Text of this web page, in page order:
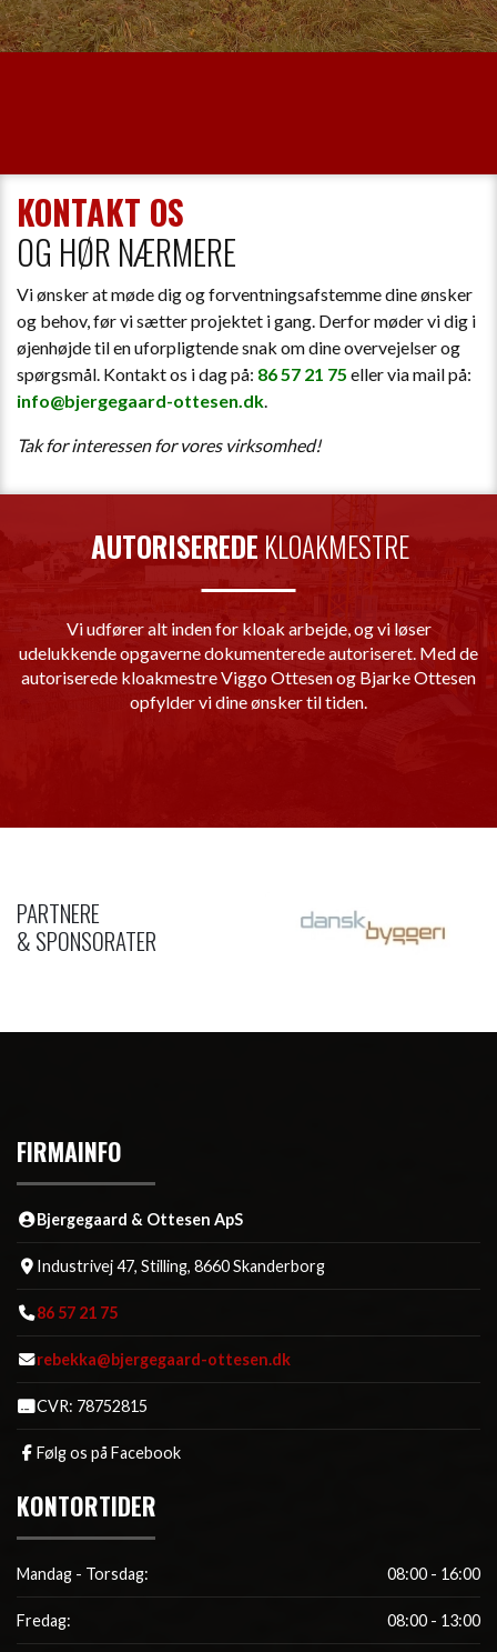
KONTAKT OS
OG HØR NÆRMERE
Vi ønsker at møde dig og forventningsafstemme dine ønsker
og behov, før vi sætter projektet i gang. Derfor møder vi dig i
øjenhøjde til en uforpligtende snak om dine overvejelser og
spørgsmål. Kontakt os i dag på: 86 57 21 75 eller via mail på:
info@bjergegaard-ottesen.dk.
Tak for interessen for vores virksomhed!
AUTORISEREDE KLOAKMESTRE
Vi udfører alt inden for kloak arbejde, og vi løser
udelukkende opgaverne dokumenterede autoriseret. Med de
autoriserede kloakmestre Viggo Ottesen og Bjarke Ottesen
opfylder vi dine ønsker til tiden.
PARTNERE
& SPONSORATER
FIRMAINFO
Bjergegaard & Ottesen ApS
Industrivej 47, Stilling, 8660 Skanderborg
86 57 21 75
rebekka@bjergegaard-ottesen.dk
CVR: 78752815
Følg os på Facebook
KONTORTIDER
Mandag - Torsdag: 08:00 - 16:00
Fredag: 08:00 - 13:00